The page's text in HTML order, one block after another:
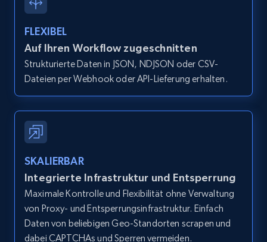
Zillow properties listing information -
Discover by custom filters - location, home
type and status
Zpid, City, State, HomeStatus, Address,
IsListingClaimedByCurrentSignedInUser,
IsCurrentSignedInAgentResponsible, Bedrooms,
and more.
12K+
Zillow properties listing information -
Search by parameters on zillow and use the
FLEXIBEL
Auf Ihren Workflow zugeschnitten
Strukturierte Daten in JSON, NDJSON oder CSV-
Dateien per Webhook oder API-Lieferung erhalten.
SKALIERBAR
Integrierte Infrastruktur und Entsperrung
Maximale Kontrolle und Flexibilität ohne Verwaltung
von Proxy- und Entsperrungsinfrastruktur. Einfach
Daten von beliebigen Geo-Standorten scrapen und
dabei CAPTCHAs und Sperren vermeiden.